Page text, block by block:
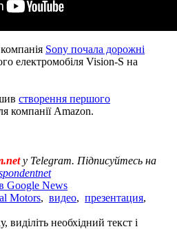
Sony почала дорожні
електромобіля Vision-S на
створення першого
компанії Amazon.
у Telegram. Підписуйтесь на
Google News
Motors, видео, презентация,
необхідний текст і